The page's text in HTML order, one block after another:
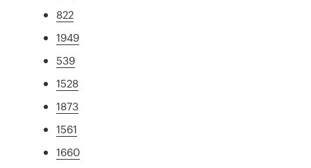
822
1949
539
1528
1873
1561
1660